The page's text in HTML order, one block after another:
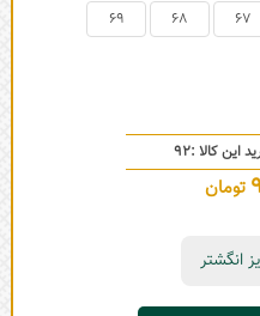
67
68
69
این کالا :92
تومان
انگشتر